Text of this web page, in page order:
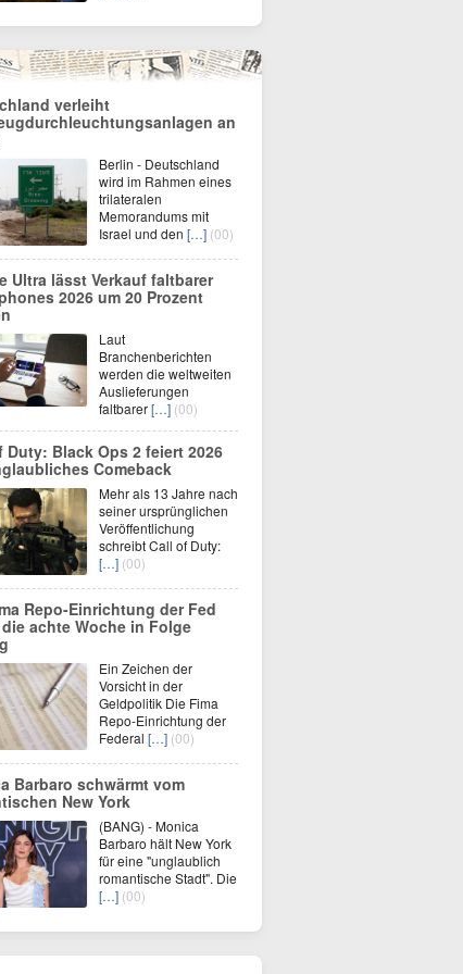
verleiht
an
Berlin - Deutschland
wird im Rahmen eines
trilateralen
Memorandums mit
Israel und den […] (00)
Ultra lässt Verkauf faltbarer
2026 um 20 Prozent
Laut
Branchenberichten
werden die weltweiten
Auslieferungen
faltbarer[…] (00)
Duty: Black Ops 2 feiert 2026
Comeback
Mehr als 13 Jahre nach
seiner ursprünglichen
Veröffentlichung
schreibt Call of Duty:
[…] (00)
Repo-Einrichtung der Fed
achte Woche in Folge
Ein Zeichen der
Vorsicht in der
Geldpolitik Die Fima
Repo-Einrichtung der
Federal […] (00)
Barbaro schwärmt vom
New York
(BANG) - Monica
Barbaro hält New York
für eine "unglaublich
romantische Stadt". Die
[…] (00)